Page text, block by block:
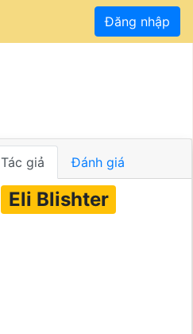
Đăng nhập
Tác giả Đánh giá
Eli Blishter